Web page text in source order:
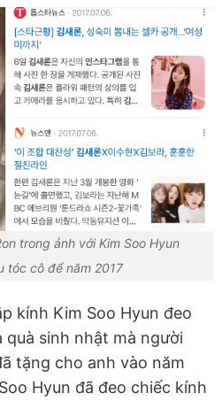
trong ảnh với Kim Soo Hyun
tóc cô để năm 2017
kính Kim Soo Hyun đeo
sinh nhật mà người
tặng cho anh vào năm
Hyun đã đeo chiếc kính